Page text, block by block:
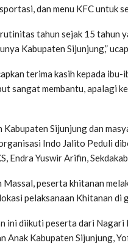
dan menu KFC untuk
tahun sejak 15 tahun
Kabupaten Sijunjung,”
terima kasih kepada
sangat membantu, apalagi
Kabupaten Sijunjung dan
Indo Jalito Peduli
Endra Yuswir Arifin,
Massal, peserta khitanan
pelaksanaan Khitanan
ini diikuti peserta dari Nagari
Anak Kabupaten Sijunjung,